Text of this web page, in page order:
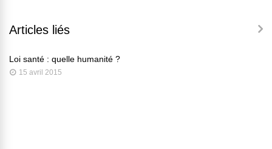
Articles liés
Loi santé : quelle humanité ?
15 avril 2015